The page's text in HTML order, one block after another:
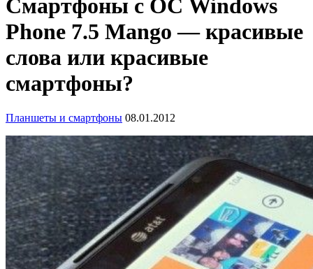
Смартфоны с ОС Windows
Phone 7.5 Mango — красивые
слова или красивые
смартфоны?
Планшеты и смартфоны 08.01.2012